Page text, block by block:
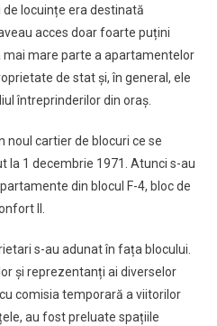
locuințe era destinată
acces doar foarte puțini
mai mare parte a apartamentelor
de stat și, în general, ele
întreprinderilor din oraș.
noul cartier de blocuri ce se
la 1 decembrie 1971. Atunci s-au
din blocul F-4, bloc de
II.
s-au adunat în fața blocului.
și reprezentanți ai diverselor
comisia temporară a viitorilor
au fost preluate spațiile